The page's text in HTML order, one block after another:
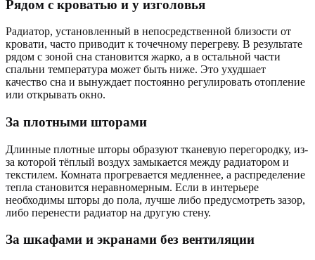
Рядом с кроватью и у изголовья
Радиатор, установленный в непосредственной близости от
кровати, часто приводит к точечному перегреву. В результате
рядом с зоной сна становится жарко, а в остальной части
спальни температура может быть ниже. Это ухудшает
качество сна и вынуждает постоянно регулировать отопление
или открывать окно.
За плотными шторами
Длинные плотные шторы образуют тканевую перегородку, из-
за которой тёплый воздух замыкается между радиатором и
текстилем. Комната прогревается медленнее, а распределение
тепла становится неравномерным. Если в интерьере
необходимы шторы до пола, лучше либо предусмотреть зазор,
либо перенести радиатор на другую стену.
За шкафами и экранами без вентиляции